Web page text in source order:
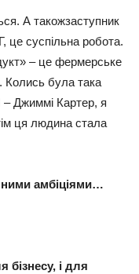
А такожзаступник
це суспільна робота.
– це фермерське
Колись була така
Джиммі Картер, я
ця людина стала
амбіціями…
бізнесу, і для